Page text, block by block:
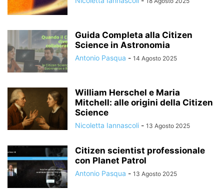
Guida Completa alla Citizen
Science in Astronomia
Antonio Pasqua - 14 Agosto 2025
William Herschel e Maria
Mitchell: alle origini della Citizen
Science
Nicoletta Iannascoli - 13 Agosto 2025
Citizen scientist professionale
con Planet Patrol
Antonio Pasqua - 13 Agosto 2025